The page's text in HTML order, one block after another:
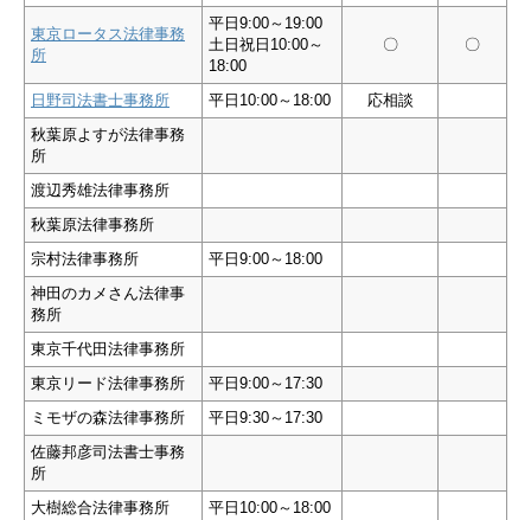
東京ロータス法律事務
所
平日9:00～19:00
土日祝日10:00～
18:00
〇 〇
日野司法書士事務所 平日10:00～18:00
応相談
秋葉原よすが法律事務
所
渡辺秀雄法律事務所
秋葉原法律事務所
宗村法律事務所
平日9:00～18:00
神田のカメさん法律事
務所
東京千代田法律事務所
東京リード法律事務所
平日9:00～17:30
ミモザの森法律事務所
平日9:30～17:30
佐藤邦彦司法書士事務
所
大樹総合法律事務所
平日10:00～18:00